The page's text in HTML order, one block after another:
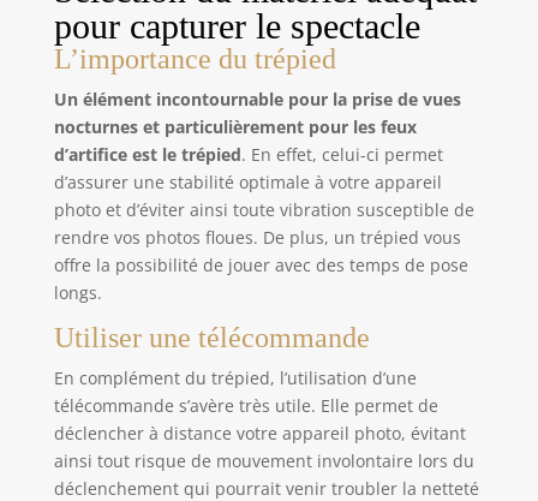
pour capturer le spectacle
L’importance du trépied
Un élément incontournable pour la prise de vues
nocturnes et particulièrement pour les feux
d’artifice est le trépied. En effet, celui-ci permet
d’assurer une stabilité optimale à votre appareil
photo et d’éviter ainsi toute vibration susceptible de
rendre vos photos floues. De plus, un trépied vous
offre la possibilité de jouer avec des temps de pose
longs.
Utiliser une télécommande
En complément du trépied, l’utilisation d’une
télécommande s’avère très utile. Elle permet de
déclencher à distance votre appareil photo, évitant
ainsi tout risque de mouvement involontaire lors du
déclenchement qui pourrait venir troubler la netteté